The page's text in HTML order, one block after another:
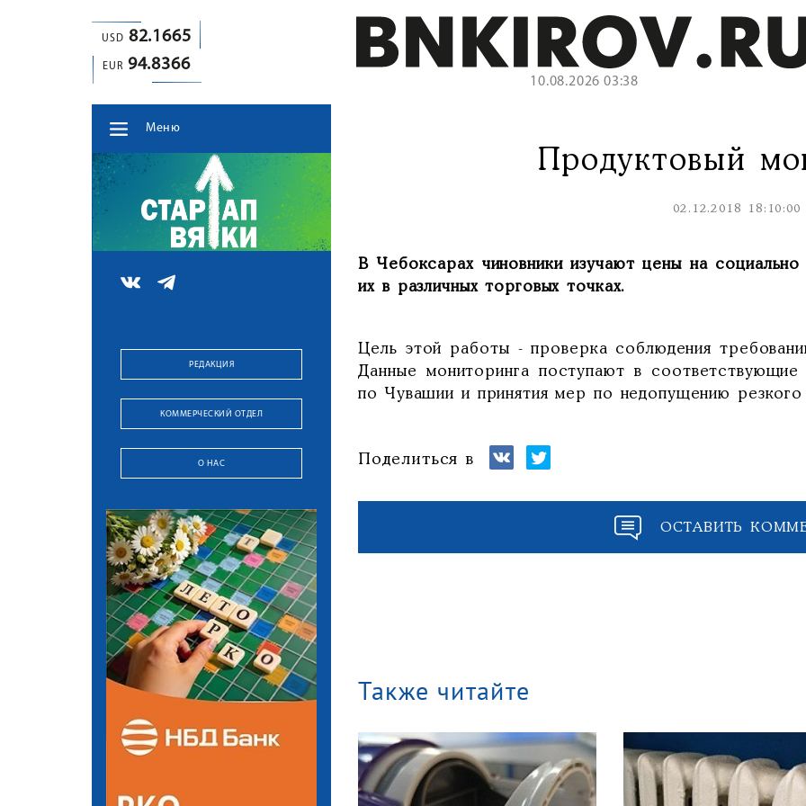
USD 82.1665
EUR 94.8366
10.08.2026 03:38
Меню
РЕДАКЦИЯ
КОММЕРЧЕСКИЙ ОТДЕЛ
О НАС
Продуктовый
02.12.2018 18:10:00
В Чебоксарах чиновники изучают цены на социально
их в различных торговых точках.
Цель этой работы - проверка соблюдения
Данные мониторинга поступают в
по Чувашии и принятия мер по недопущению
Поделиться в
ОСТАВИТЬ
Также читайте